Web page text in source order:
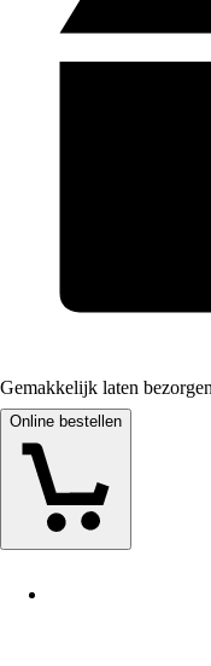
Gemakkelijk laten bezorgen
Online bestellen